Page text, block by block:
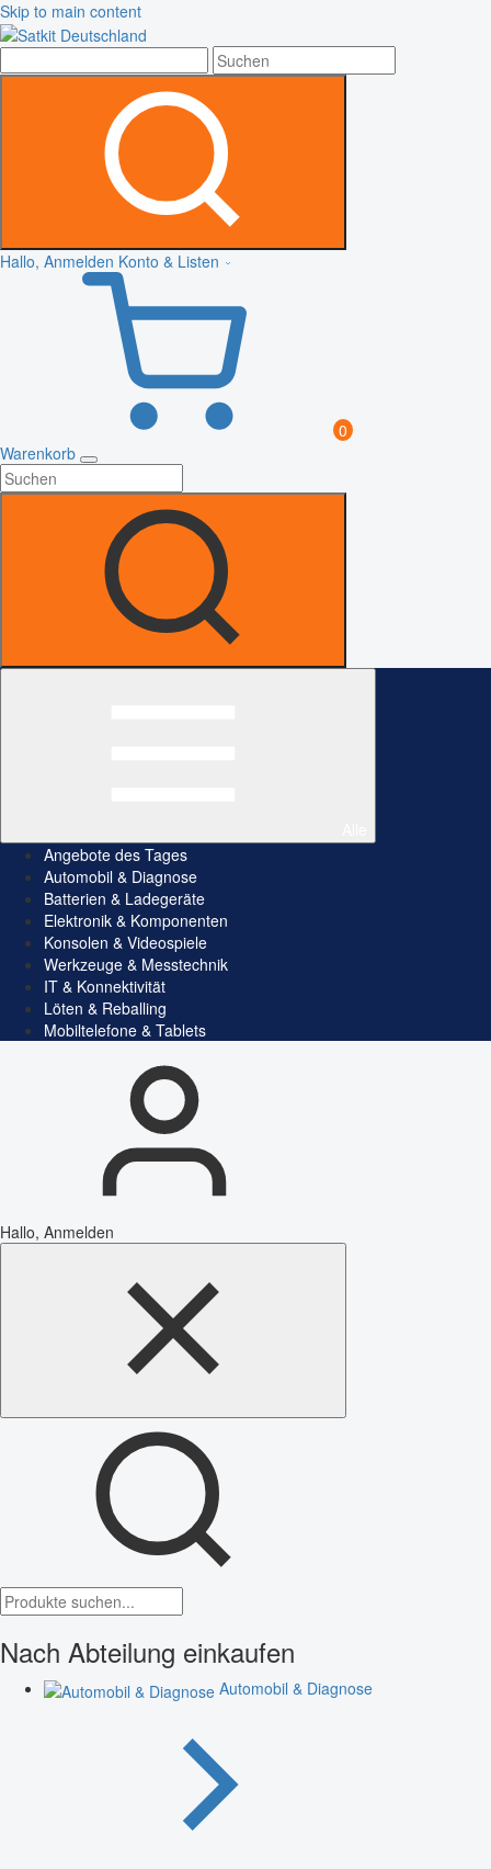
Skip to main content
Hallo, Anmelden Konto & Listen
0
Warenkorb
Angebote des Tages
Automobil & Diagnose
Batterien & Ladegeräte
Elektronik & Komponenten
Konsolen & Videospiele
Werkzeuge & Messtechnik
IT & Konnektivität
Löten & Reballing
Mobiltelefone & Tablets
Hallo, Anmelden
Nach Abteilung einkaufen
Automobil & Diagnose